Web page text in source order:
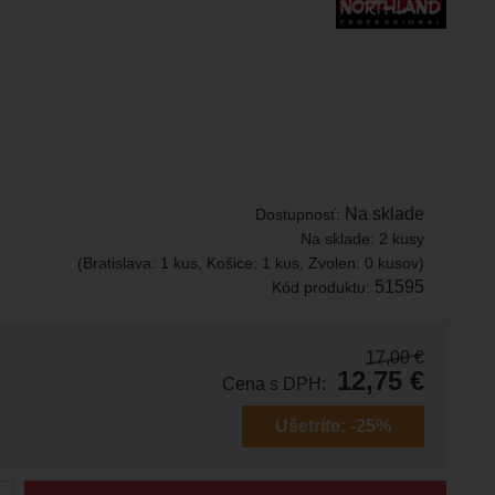
Dostupnosť: Na sklade
Na sklade: 2 kusy
(Bratislava: 1 kus, Košice: 1 kus, Zvolen: 0 kusov)
Kód produktu: 51595
17,00€
Cena s DPH:
12,75 €
Ušetríte: -25%